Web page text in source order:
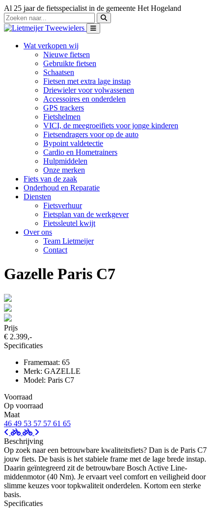
Al 25 jaar de fietsspecialist in de gemeente Het Hogeland
Wat verkopen wij
Nieuwe fietsen
Gebruikte fietsen
Schaatsen
Fietsen met extra lage instap
Driewieler voor volwassenen
Accessoires en onderdelen
GPS trackers
Fietshelmen
VICI, de meegroeifiets voor jonge kinderen
Fietsendragers voor op de auto
Bypoint valdetectie
Cardio en Hometrainers
Hulpmiddelen
Onze merken
Fiets van de zaak
Onderhoud en Reparatie
Diensten
Fietsverhuur
Fietsplan van de werkgever
Fietssleutel kwijt
Over ons
Team Lietmeijer
Contact
Gazelle Paris C7
Prijs
€ 2.399,-
Specificaties
Framemaat: 65
Merk: GAZELLE
Model: Paris C7
Voorraad
Op voorraad
Maat
46 49 53 57 57 61 65
Beschrijving
Op zoek naar een betrouwbare kwaliteitsfiets? Dan is de Paris C7
jouw fiets. De basis is het stabiele frame met de lage brede instap.
Daarin geïntegreerd zit de betrouwbare Bosch Active Line-
middenmotor (40 Nm). Je ervaart veel comfort en veiligheid door
slimme keuzes voor topkwaliteit onderdelen. Kortom een sterke
basis.
Specificaties